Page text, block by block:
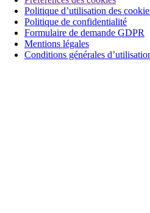
Politique d’utilisation des
Politique de confidentialité
Formulaire de demande GDPR
Mentions légales
Conditions générales